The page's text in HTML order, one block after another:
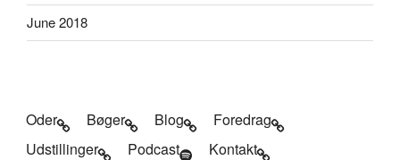
June 2018
Oder Bøger Blog
Foredrag
Udstillinger
Podcast Kontakt